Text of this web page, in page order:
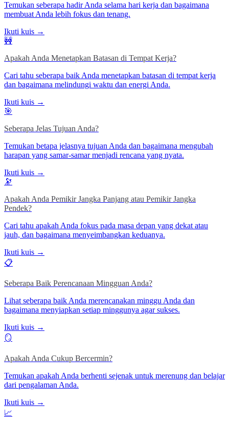
Temukan seberapa hadir Anda selama hari kerja dan bagaimana
membuat Anda lebih fokus dan tenang.
Ikuti kuis →
🚧
Apakah Anda Menetapkan Batasan di Tempat Kerja?
Cari tahu seberapa baik Anda menetapkan batasan di tempat kerja
dan bagaimana melindungi waktu dan energi Anda.
Ikuti kuis →
🎯
Seberapa Jelas Tujuan Anda?
Temukan betapa jelasnya tujuan Anda dan bagaimana mengubah
harapan yang samar-samar menjadi rencana yang nyata.
Ikuti kuis →
🔭
Apakah Anda Pemikir Jangka Panjang atau Pemikir Jangka
Pendek?
Cari tahu apakah Anda fokus pada masa depan yang dekat atau
jauh, dan bagaimana menyeimbangkan keduanya.
Ikuti kuis →
📋
Seberapa Baik Perencanaan Mingguan Anda?
Lihat seberapa baik Anda merencanakan minggu Anda dan
bagaimana menyiapkan setiap minggunya agar sukses.
Ikuti kuis →
🪞
Apakah Anda Cukup Bercermin?
Temukan apakah Anda berhenti sejenak untuk merenung dan belajar
dari pengalaman Anda.
Ikuti kuis →
📈